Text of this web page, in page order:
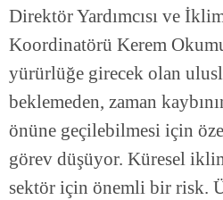
Direktör Yardımcısı ve
Koordinatörü Kerem
yürürlüğe girecek olan
beklemeden, zaman
önüne geçilebilmesi için
görev düşüyor. Küresel
sektör için önemli bir risk.